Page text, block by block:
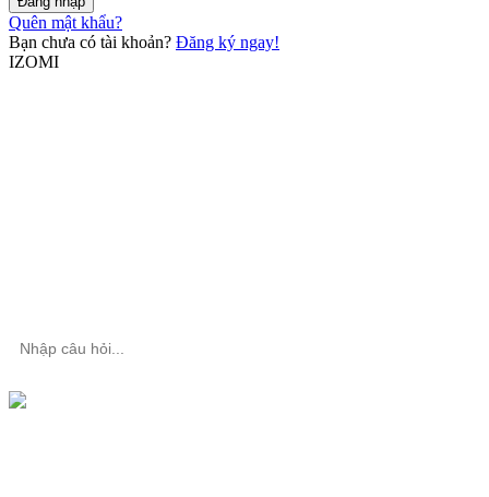
Quên mật khẩu?
Bạn chưa có tài khoản? Đăng ký ngay!
IZOMI